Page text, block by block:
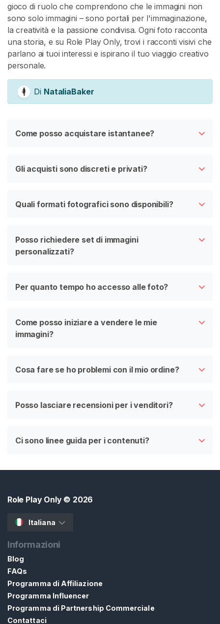
gioco di ruolo che comprendono che le immagini non
sono solo immagini – sono portali per l'immaginazione,
la creatività e la passione condivisa. Ogni foto racconta
una storia, e su Role Play Only, trovi i racconti visivi che
parlano ai tuoi interessi e ispirano il tuo viaggio creativo
personale.
Di NataliaBaker
Come posso acquistare istantanee?
Gli acquisti sono discreti e privati?
Quali formati fotografici sono disponibili?
Posso richiedere set di immagini
personalizzati?
Per quanto tempo ho accesso alle foto?
Come posso iniziare a vendere le mie
immagini?
Cosa fare se ho problemi con il mio ordine?
Posso lasciare recensioni per i venditori?
Ci sono linee guida per i contenuti?
Role Play Only© 2026
Italiana
Informazioni
Blog
FAQs
Programma di Affiliazione
Programma Influencer
Programma di Partnership Commerciale
Contattaci